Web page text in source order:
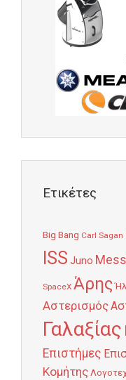
Ετικέτες
Big Bang Carl Sagan
ISS Juno
SpaceX Άρης
Αστερισμός
Γαλαξίας
Επιστήμες
Κομήτης